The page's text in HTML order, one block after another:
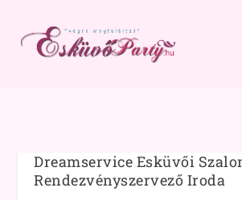
Dreamservice Esküvői
Rendezvényszervező Iroda